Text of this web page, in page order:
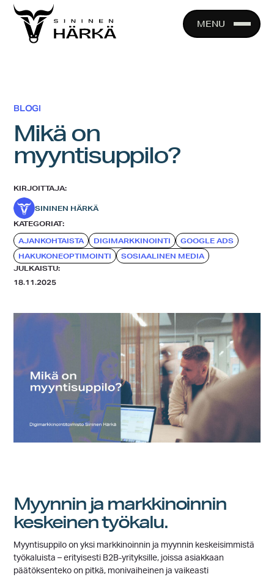
Skip
content
MENU
BLOGI
Mikä on
myyntisuppilo?
KIRJOITTAJA:
SININEN HÄRKÄ
KATEGORIAT:
AJANKOHTAISTA
DIGIMARKKINOINTI
GOOGLE ADS
HAKUKONEOPTIMOINTI
SOSIAALINEN MEDIA
JULKAISTU:
18.11.2025
Myynnin ja markkinoinnin
keskeinen työkalu.
Myyntisuppilo on yksi markkinoinnin ja myynnin keskeisimmistä
työkaluista – erityisesti B2B-yrityksille, joissa asiakkaan
päätöksenteko on pitkä, monivaiheinen ja vaikeasti